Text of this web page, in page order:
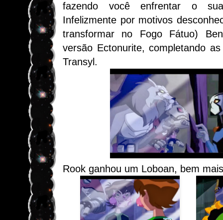
fazendo você enfrentar o
Infelizmente por motivos
transformar no Fogo Fátuo)
versão Ectonurite, completando
Transyl.
Rook ganhou um Loboan, bem